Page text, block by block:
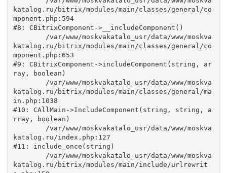
katalog.ru/bitrix/modules/main/classes/general/co
mponent.php:594
#8: CBitrixComponent->__includeComponent()
katalog.ru/bitrix/modules/main/classes/general/co
mponent.php:653
#9: CBitrixComponent->includeComponent(string, ar
ray, boolean)
katalog.ru/bitrix/modules/main/classes/general/ma
in.php:1038
#10: CAllMain->IncludeComponent(string, string, a
rray, boolean)
katalog.ru/index.php:127
#11: include_once(string)
katalog.ru/bitrix/modules/main/include/urlrewrit